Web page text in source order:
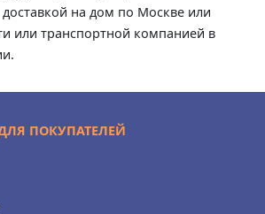
доставкой на дом по Москве или
или транспортной компанией в
ПОКУПАТЕЛЕЙ